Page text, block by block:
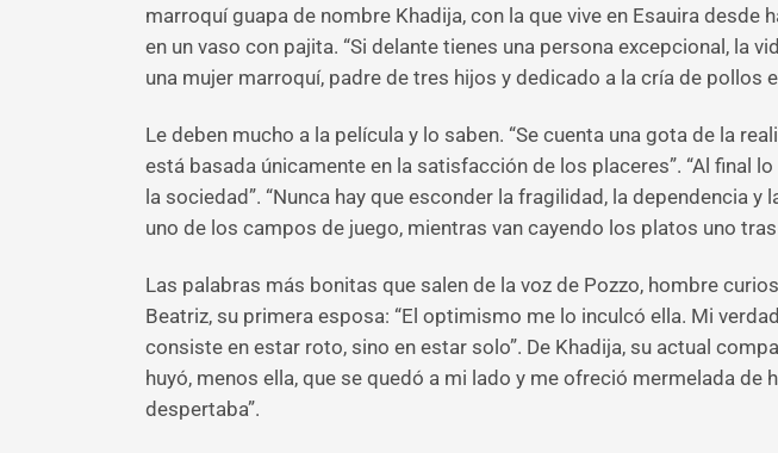
marroquí guapa de nombre Khadija, con la que vive en Esauira desde
en un vaso con pajita. “Si delante tienes una persona excepcional, la
una mujer marroquí, padre de tres hijos y dedicado a la cría de pollos
Le deben mucho a la película y lo saben. “Se cuenta una gota de la
está basada únicamente en la satisfacción de los placeres”. “Al final
la sociedad”. “Nunca hay que esconder la fragilidad, la dependencia
uno de los campos de juego, mientras van cayendo los platos uno
Las palabras más bonitas que salen de la voz de Pozzo, hombre
Beatriz, su primera esposa: “El optimismo me lo inculcó ella. Mi
consiste en estar roto, sino en estar solo”. De Khadija, su actual
huyó, menos ella, que se quedó a mi lado y me ofreció mermelada
despertaba”.